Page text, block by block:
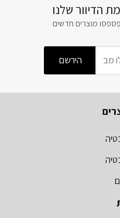
הדיוור שלנו